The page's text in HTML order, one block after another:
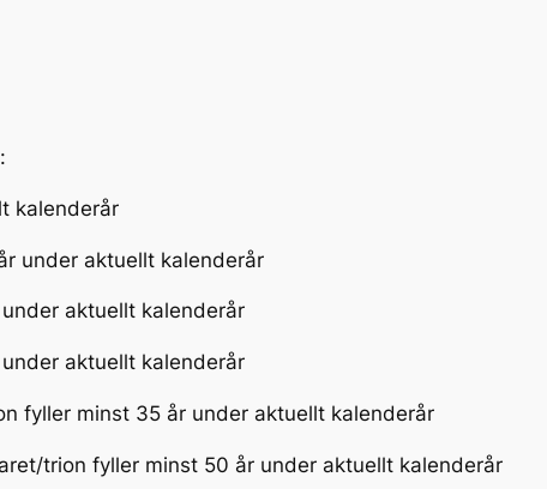
kalenderår
under aktuellt kalenderår
aktuellt kalenderår
aktuellt kalenderår
fyller minst 35 år under aktuellt kalenderår
trion fyller minst 50 år under aktuellt kalenderår